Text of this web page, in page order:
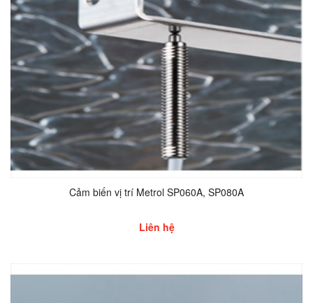
Cảm biến vị trí Metrol SP060A, SP080A
Liên hệ